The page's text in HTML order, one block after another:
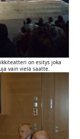
on esitys joka
vain vielä saatte.